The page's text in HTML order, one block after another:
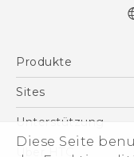
Diese Seite
Produkte
Smartphones
VIVE
Sites
HTC Dev
HTC Vive
Unterstützung
Unterstützung
Über HTC